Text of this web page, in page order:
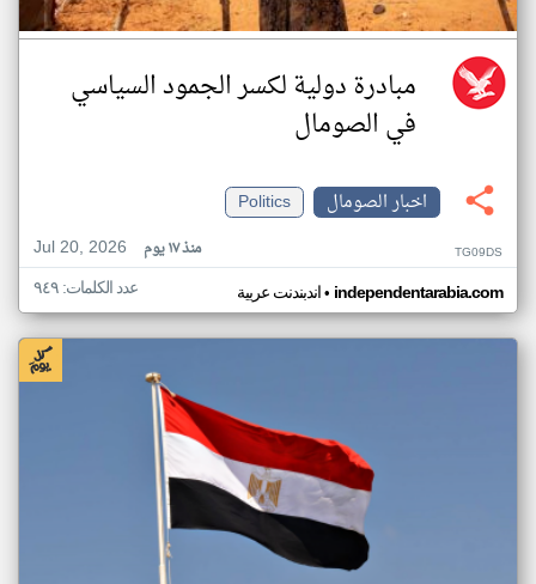
مبادرة دولية لكسر الجمود السياسي
في الصومال
اخبار الصومال
Politics
Jul 20, 2026
منذ ١٧ يوم TG09DS
اندبندنت عربية• independentarabia.com عدد الكلمات: ٩٤٩